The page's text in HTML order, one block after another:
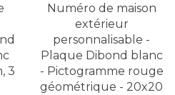
3
Numéro de maison
extérieur
personnalisable -
Plaque Dibond blanc
- Pictogramme rouge
géométrique - 20x20